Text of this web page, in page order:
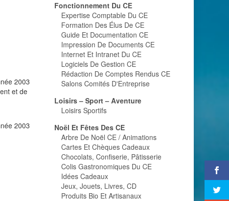
2003
et de
2003
Fonctionnement Du CE
Expertise Comptable Du CE
Formation Des Élus De CE
Guide Et Documentation CE
Impression De Documents CE
Internet Et Intranet Du CE
Logiciels De Gestion CE
Rédaction De Comptes Rendus CE
Salons Comités D'Entreprise
Loisirs – Sport – Aventure
Loisirs Sportifs
Noël Et Fêtes Des CE
Arbre De Noël CE / Animations
Cartes Et Chèques Cadeaux
Chocolats, Confiserie, Pâtisserie
Colis Gastronomiques Du CE
Idées Cadeaux
Jeux, Jouets, Livres, CD
Produits Bio Et Artisanaux